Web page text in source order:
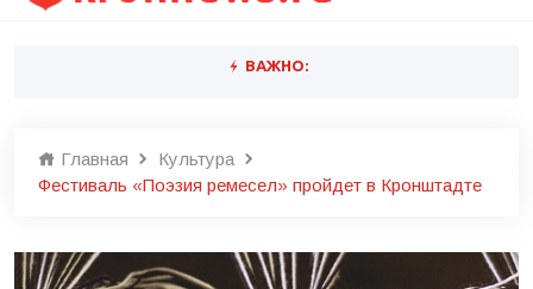
ВАЖНО:
Главная
Культура
Фестиваль «Поэзия ремесел» пройдет в Кронштадте